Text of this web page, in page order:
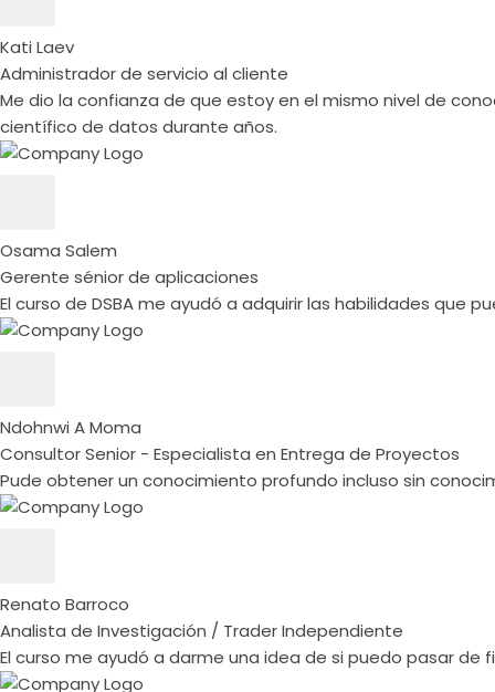
Kati Laev
Administrador de servicio al cliente
Me dio la confianza de que estoy en el mismo nivel de
científico de datos durante años.
Osama Salem
Gerente sénior de aplicaciones
El curso de DSBA me ayudó a adquirir las habilidades que
Ndohnwi A Moma
Consultor Senior - Especialista en Entrega de Proyectos
Pude obtener un conocimiento profundo incluso sin
Renato Barroco
Analista de Investigación / Trader Independiente
El curso me ayudó a darme una idea de si puedo pasar de